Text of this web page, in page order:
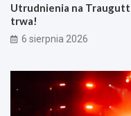
Utrudnienia na
trwa!
6 sierpnia 2026